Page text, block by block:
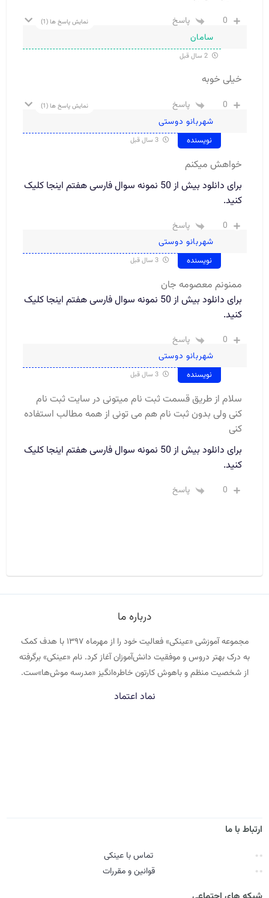
0 پاسخ نمایش پاسخ ها(1)
سامان
2 سال قبل
خیلی خوبه
0 پاسخ نمایش پاسخ ها(1)
شهربانو دوستی
نویسنده 3 سال قبل
خواهش میکنم
برای دانلود بیش از 50 نمونه سوال فارسی هفتم اینجا کلیک
کنید.
0
پاسخ
شهربانو دوستی
نویسنده 3 سال قبل
ممنونم معصومه جان
برای دانلود بیش از 50 نمونه سوال فارسی هفتم اینجا کلیک
کنید.
0
پاسخ
شهربانو دوستی
نویسنده 3 سال قبل
سلام از طریق قسمت ثبت نام میتونی در سایت ثبت نام
کنی ولی بدون ثبت نام هم می تونی از همه مطالب استفاده
کنی
برای دانلود بیش از 50 نمونه سوال فارسی هفتم اینجا کلیک
کنید.
0 پاسخ
درباره ما
مجموعه آموزشی «عینکی» فعالیت خود را از مهرماه ۱۳۹۷ با هدف کمک
به درک بهتر دروس و موفقیت دانش‌آموزان آغاز کرد. نام «عینکی» برگرفته
از شخصیت منظم و باهوش کارتون خاطره‌انگیز «مدرسه موش‌ها»ست.
نماد اعتماد
ارتباط با ما
تماس با عینکی
قوانین و مقررات